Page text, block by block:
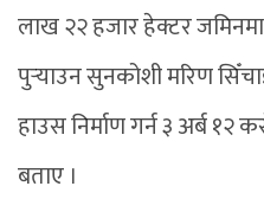
लाख २२ हजार हेक्टर जमिनमा
पुर्‍याउन सुनकोशी मरिण
हाउस निर्माण गर्न ३ अर्ब
बताए ।